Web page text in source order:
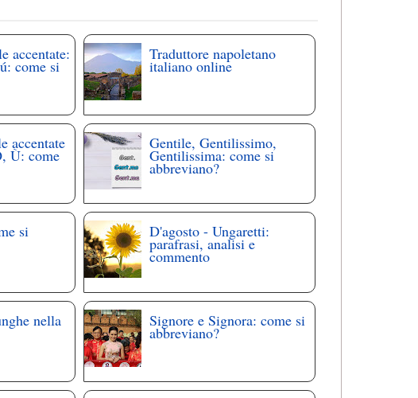
accentate:
come si
Traduttore napoletano
italiano online
accentate
Ù: come
Gentile, Gentilissimo,
Gentilissima: come si
abbreviano?
si D'agosto - Ungaretti:
parafrasi, analisi e
commento
nella Signore e Signora: come si
abbreviano?